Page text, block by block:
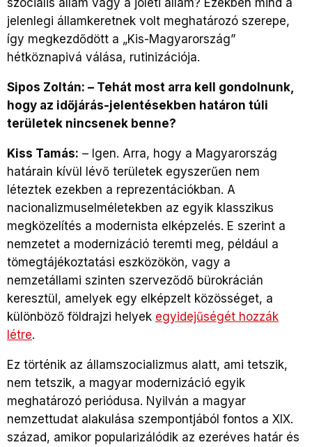
jelenlegi államkeretnek volt meghatározó szerepe,
így megkezdődött a „Kis-Magyarország”
hétköznapivá válása, rutinizációja.
Sipos Zoltán: – Tehát most arra kell gondolnunk,
hogy az időjárás-jelentésekben határon túli
területek nincsenek benne?
Kiss Tamás: – Igen. Arra, hogy a Magyarország
határain kívül lévő területek egyszerűen nem
léteztek ezekben a reprezentációkban. A
nacionalizmuselméletekben az egyik klasszikus
megközelítés a modernista elképzelés. E szerint a
nemzetet a modernizáció teremti meg, például a
tömegtájékoztatási eszközökön, vagy a
nemzetállami szinten szerveződő bürokrácián
keresztül, amelyek egy elképzelt közösséget, a
különböző földrajzi helyek egyidejűségét hozzák
létre.
Ez történik az államszocializmus alatt, ami tetszik,
nem tetszik, a magyar modernizáció egyik
meghatározó periódusa. Nyilván a magyar
nemzettudat alakulása szempontjából fontos a XIX.
század, amikor popularizálódik az ezeréves határ és